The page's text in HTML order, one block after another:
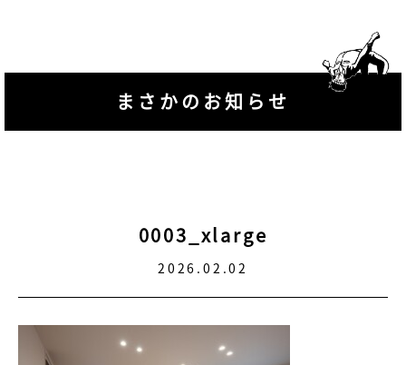
まさかのお知らせ
0003_xlarge
2026.02.02